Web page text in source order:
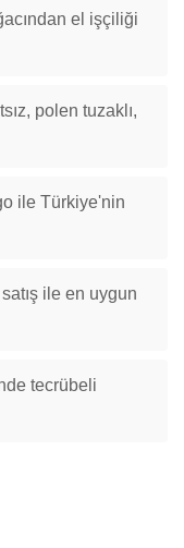
el işçiliği
polen tuzaklı,
ile Türkiye'nin
ile en uygun
tecrübeli